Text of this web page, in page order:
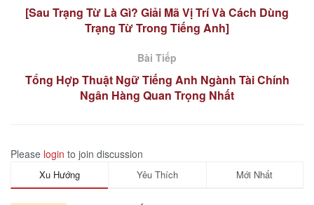
[Sau Trạng Từ Là Gì? Giải Mã Vị Trí Và Cách Dùng
Trạng Từ Trong Tiếng Anh]
Bài Tiếp
Tổng Hợp Thuật Ngữ Tiếng Anh Ngành Tài Chính
Ngân Hàng Quan Trọng Nhất
Please login to join discussion
Xu Hướng Yêu Thích Mới Nhất